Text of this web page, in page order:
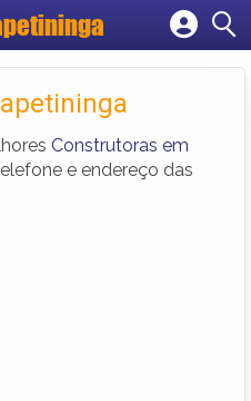
empresa
conta
Construtoras em
e endereço das